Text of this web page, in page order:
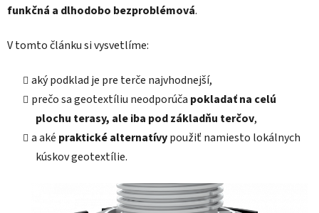
funkčná a dlhodobo bezproblémová.
V tomto článku si vysvetlíme:
aký podklad je pre terče najvhodnejší,
prečo sa geotextíliu neodporúča pokladať na celú
plochu terasy, ale iba pod základňu terčov,
a aké praktické alternatívypoužiť namiesto lokálnych
kúskov geotextílie.